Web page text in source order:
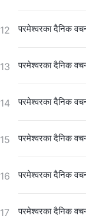
12 परमेश्‍वरका दैनिक
13 परमेश्‍वरका दैनिक
14 परमेश्‍वरका दैनिक
15 परमेश्‍वरका दैनिक
16 परमेश्‍वरका दैनिक
17 परमेश्‍वरका दैनिक